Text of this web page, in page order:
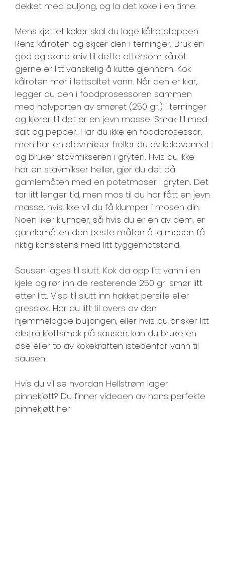
dekket med buljong, og la det koke i en time.
Mens kjøttet koker skal du lage kålrotstappen.
Rens kålroten og skjær den i terninger. Bruk en
god og skarp kniv til dette ettersom kålrot
gjerne er litt vanskelig å kutte gjennom. Kok
kålroten mør i lettsaltet vann. Når den er klar,
legger du den i foodprosessoren sammen
med halvparten av smøret (250 gr.) i terninger
og kjører til det er en jevn masse. Smak til med
salt og pepper. Har du ikke en foodprosessor,
men har en stavmikser heller du av kokevannet
og bruker stavmikseren i gryten. Hvis du ikke
har en stavmikser heller, gjør du det på
gamlemåten med en potetmoser i gryten. Det
tar litt lenger tid, men mos til du har fått en jevn
masse, hvis ikke vil du få klumper i mosen din.
Noen liker klumper, så hvis du er en av dem, er
gamlemåten den beste måten å la mosen få
riktig konsistens med litt tyggemotstand.
Sausen lages til slutt. Kok da opp litt vann i en
kjele og rør inn de resterende 250 gr. smør litt
etter litt. Visp til slutt inn hakket persille eller
gressløk. Har du litt til overs av den
hjemmelagde buljongen, eller hvis du ønsker litt
ekstra kjøttsmak på sausen, kan du bruke en
øse eller to av kokekraften istedenfor vann til
sausen.
Hvis du vil se hvordan Hellstrøm lager
pinnekjøtt? Du finner videoen av hans perfekte
pinnekjøtt her